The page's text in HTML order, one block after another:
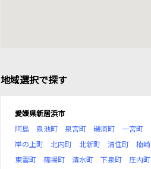
地域選択で探す
愛媛県新居浜市
阿島
泉池町 泉宮町 磯浦町 一宮町
岸の上町
北内町 北新町 清住町 楠崎
東雲町
篠場町 清水町 下泉町 庄内町